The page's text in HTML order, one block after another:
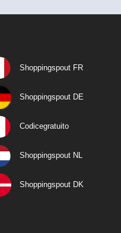
Shoppingspout FR
Shoppingspout DE
Codicegratuito
Shoppingspout NL
Shoppingspout DK